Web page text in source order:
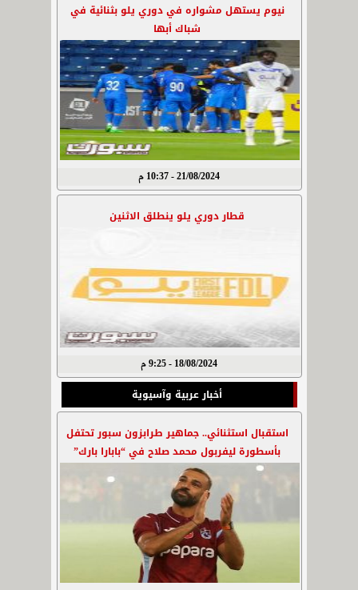
نيوم يستهل مشواره في دوري يلو بثنائية في
شباك أبها
21/08/2024 - 10:37 م
قطار دوري يلو ينطلق الاثنين
18/08/2024 - 9:25 م
أخبار عربية وآسيوية
استقبال استثنائي.. جماهير طرابزون سبور تحتفل
بأسطورة ليفربول محمد صلاح في “بابارا بارك”